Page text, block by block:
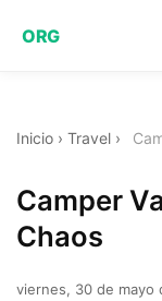
ORG
Inicio › Travel ›
Camper
Chaos
viernes, 30 de mayo